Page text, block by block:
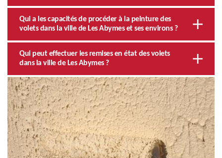
Qui a les capacités de procéder à la peinture des
volets dans la ville de Les Abymes et ses environs ?
Qui peut effectuer les remises en état des volets
dans la ville de Les Abymes ?